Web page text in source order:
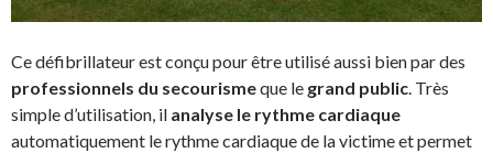
Ce défibrillateur est conçu pour être utilisé aussi bien par des
professionnels du secourismeque le grand public. Très
simple d’utilisation, il analyse le rythme cardiaque
automatiquement le rythme cardiaque de la victime et permet